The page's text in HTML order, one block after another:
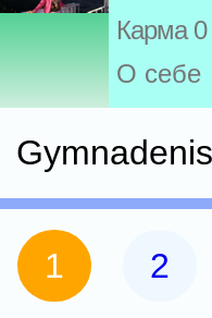
Карма 0
О себе
1 2